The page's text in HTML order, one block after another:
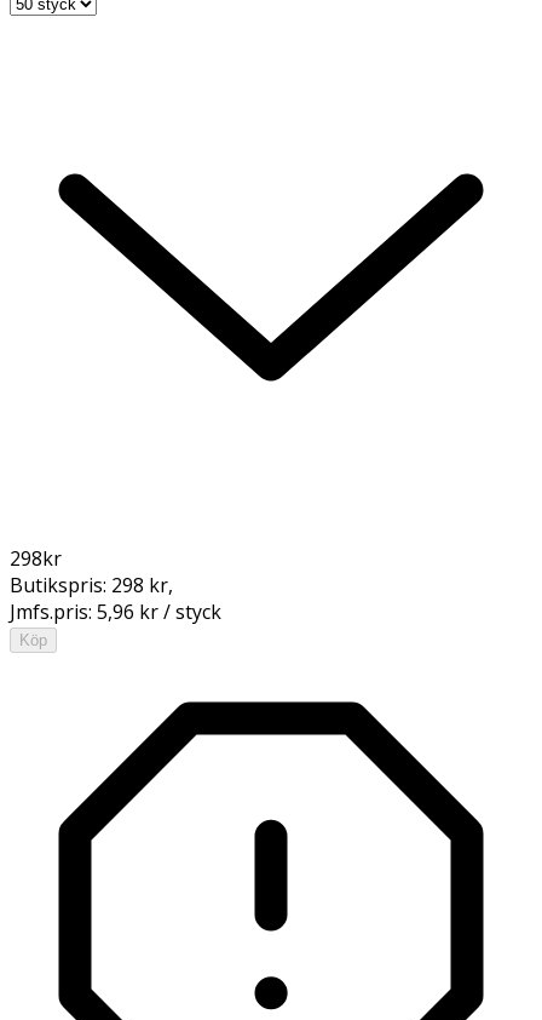
298kr
Butikspris: 298 kr,
Jmfs.pris: 5,96 kr / styck
Köp